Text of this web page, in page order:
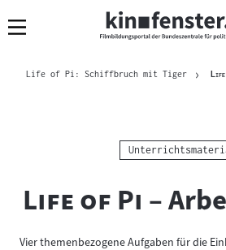
Navigation
zum
zur
Brotkrümelnavigation
Life of Pi: Schiffbruch mit Tiger "
Kategorie:
"
Life of Pi "
–
Vier themenbezogene Aufgaben für die